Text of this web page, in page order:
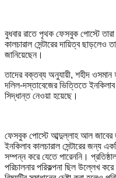
বুধবার রাতে পৃথক ফেসবুক পোস্টে
কালচারাল সেন্টারের দায়িত্ব ছাড়লেও
জানিয়েছেন।
তাদের বক্তব্য অনুযায়ী, শহীদ ওসমান
দলিল-দস্তাবেজের ভিত্তিতে ইনকিলাব
সিদ্ধান্ত নেওয়া হয়েছে।
ফেসবুক পোস্টে আব্দুল্লাহ আল জাবের
ইনকিলাব কালচারাল সেন্টারের জন্য
সম্পন্ন করে যেতে পারেননি।
পরিচালনার পরিকল্পনা ছিল উল্লেখ